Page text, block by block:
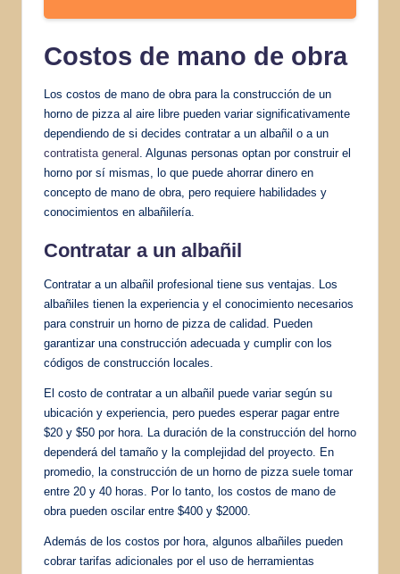
Costos de mano de obra
Los costos de mano de obra para la construcción de un
horno de pizza al aire libre pueden variar significativamente
dependiendo de si decides contratar a un albañil o a un
contratista general . Algunas personas optan por construir el
horno por sí mismas, lo que puede ahorrar dinero en
concepto de mano de obra, pero requiere habilidades y
conocimientos en albañilería.
Contratar a un albañil
Contratar a un albañil profesional tiene sus ventajas. Los
albañiles tienen la experiencia y el conocimiento necesarios
para construir un horno de pizza de calidad. Pueden
garantizar una construcción adecuada y cumplir con los
códigos de construcción locales.
El costo de contratar a un albañil puede variar según su
ubicación y experiencia, pero puedes esperar pagar entre
$20 y $50 por hora. La duración de la construcción del horno
dependerá del tamaño y la complejidad del proyecto. En
promedio, la construcción de un horno de pizza suele tomar
entre 20 y 40 horas. Por lo tanto, los costos de mano de
obra pueden oscilar entre $400 y $2000.
Además de los costos por hora, algunos albañiles pueden
cobrar tarifas adicionales por el uso de herramientas